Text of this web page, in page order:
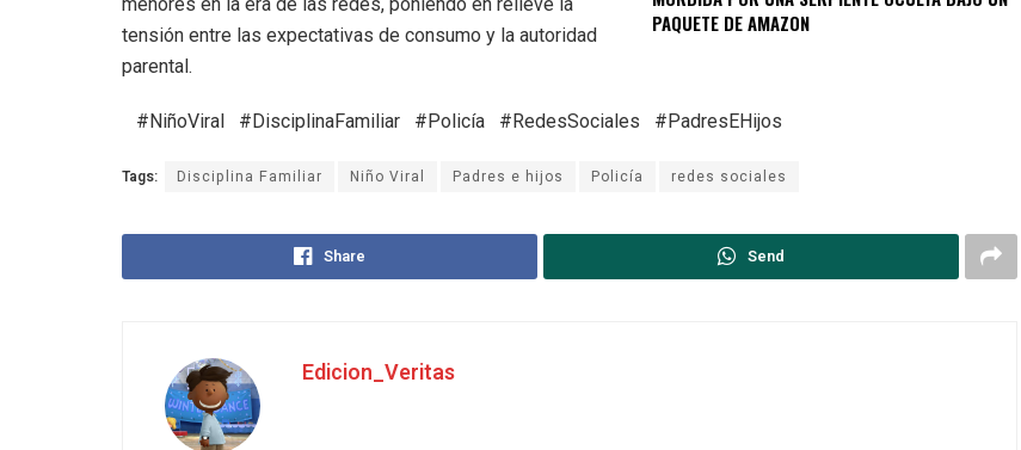
PAQUETE DE AMAZON
tensión entre las expectativas de consumo y la autoridad
parental.
#NiñoViral #DisciplinaFamiliar #Policía #RedesSociales #PadresEHijos
Tags: Disciplina Familiar Niño Viral Padres e hijos Policía redes sociales
Share Send
Edicion_Veritas